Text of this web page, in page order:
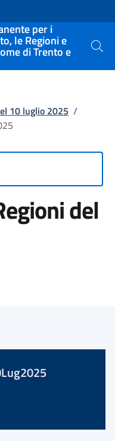
per i
le Regioni e
di Trento e Cerca
10 luglio 2025 /
del